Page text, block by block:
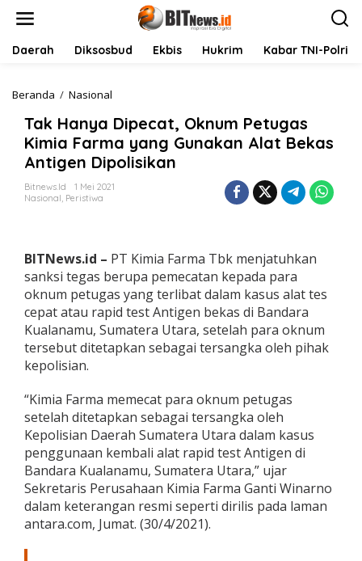
Daerah Diksosbud Ekbis Hukrim Kabar TNI-Polri
Beranda / Nasional
k
H
a
n
y
e
a
t
,
O
k
n
P
e
t
u
g
a
s
K
i
m
Tak Hanya Dipecat, Oknum Petugas
Kimia Farma yang Gunakan Alat Bekas
Antigen Dipolisikan
Bitnews.id
1 Mei 2021
Nasional, Peristiwa
BITNews.id – PT Kimia Farma Tbk menjatuhkan
sanksi tegas berupa pemecatan kepada para
oknum petugas yang terlibat dalam kasus alat tes
cepat atau rapid test Antigen bekas di Bandara
Kualanamu, Sumatera Utara, setelah para oknum
tersebut ditetapkan sebagai tersangka oleh pihak
kepolisian.
“Kimia Farma memecat para oknum petugas
setelah ditetapkan sebagai tersangka oleh
Kepolisian Daerah Sumatera Utara dalam kasus
penggunaan kembali alat rapid test Antigen di
Bandara Kualanamu, Sumatera Utara,” ujar
Sekretaris Perusahaan Kimia Farma Ganti Winarno
dalam keterangan resmi seperti dirilis pada laman
antara.com, Jumat. (30/4/2021).